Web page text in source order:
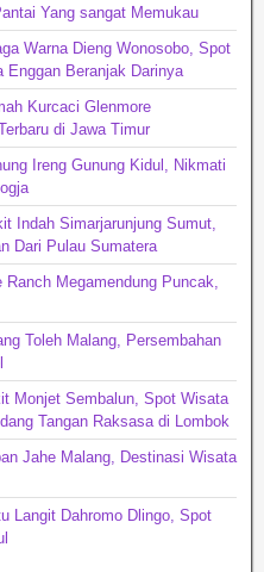
Yang sangat Memukau
Warna Dieng Wonosobo, Spot
Beranjak Darinya
Kurcaci Glenmore
di Jawa Timur
Ireng Gunung Kidul, Nikmati
Indah Simarjarunjung Sumut,
Dari Pulau Sumatera
Megamendung Puncak,
Toleh Malang, Persembahan
Monjet Sembalun, Spot Wisata
Tangan Raksasa di Lombok
Jahe Malang, Destinasi Wisata
Langit Dahromo Dlingo, Spot